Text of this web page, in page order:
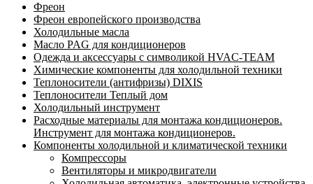
Фреон
Фреон европейского производства
Холодильные масла
Масло PAG для кондиционеров
Одежда и аксессуары с символикой HVAC-TEAM
Химические компоненты для холодильной техники
Теплоносители (антифризы) DIXIS
Теплоносители Теплый дом
Холодильный инструмент
Расходные материалы для монтажа кондиционеров.
Инструмент для монтажа кондиционеров.
Компоненты холодильной и климатической техники
Компрессоры
Вентиляторы и микродвигатели